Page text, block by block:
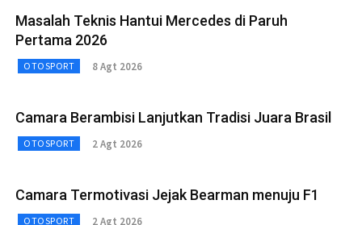
Masalah Teknis Hantui Mercedes di Paruh
Pertama 2026
OTOSPORT 8 Agt 2026
Camara Berambisi Lanjutkan Tradisi Juara Brasil
OTOSPORT 2 Agt 2026
Camara Termotivasi Jejak Bearman menuju F1
OTOSPORT 2 Agt 2026